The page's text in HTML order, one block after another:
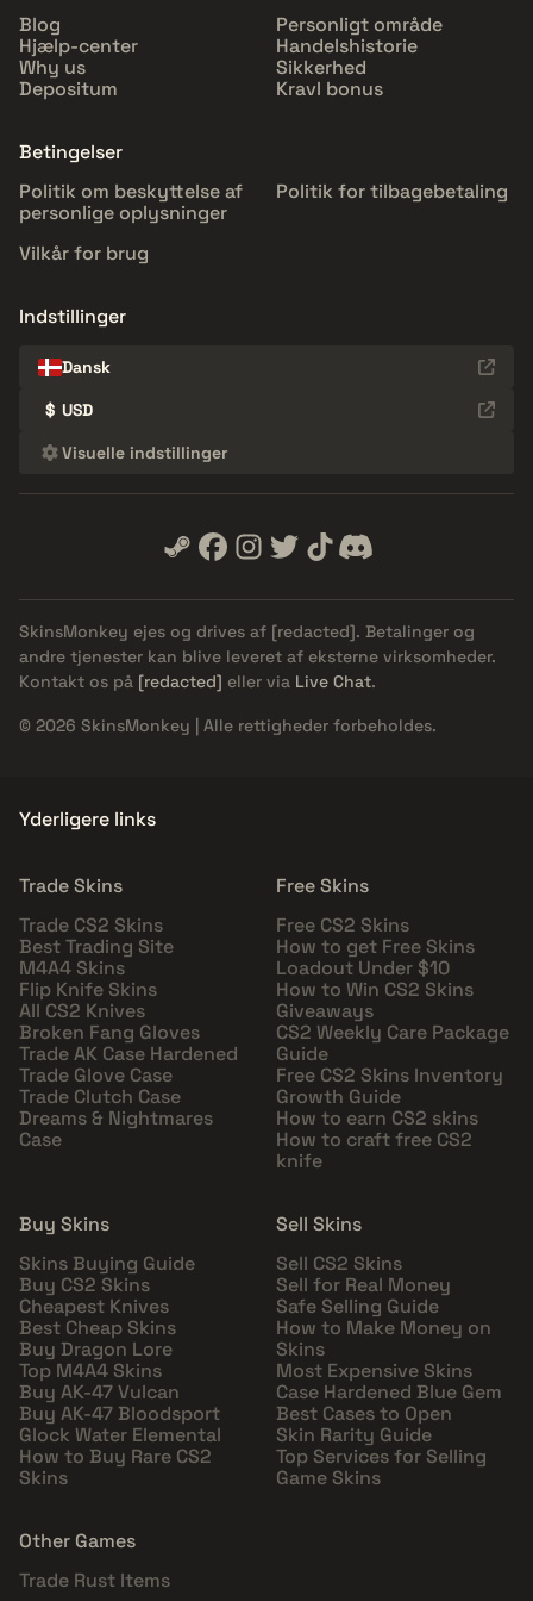
Blog
Hjælp-center
Why us
Depositum
Personligt område
Handelshistorie
Sikkerhed
Kravl bonus
Betingelser
Politik om beskyttelse af
personlige oplysninger
Politik for tilbagebetaling
Vilkår for brug
Indstillinger
Dansk
$ USD
Visuelle indstillinger
SkinsMonkey ejes og drives af [redacted]. Betalinger og
andre tjenester kan blive leveret af eksterne virksomheder.
Kontakt os på [redacted] eller via Live Chat.
© 2026 SkinsMonkey | Alle rettigheder forbeholdes.
Yderligere links
Trade Skins
Trade CS2 Skins
Best Trading Site
M4A4 Skins
Flip Knife Skins
All CS2 Knives
Broken Fang Gloves
Trade AK Case Hardened
Trade Glove Case
Trade Clutch Case
Dreams & Nightmares
Case
Free Skins
Free CS2 Skins
How to get Free Skins
Loadout Under $10
How to Win CS2 Skins
Giveaways
CS2 Weekly Care Package
Guide
Free CS2 Skins Inventory
Growth Guide
How to earn CS2 skins
How to craft free CS2
knife
Buy Skins
Skins Buying Guide
Buy CS2 Skins
Cheapest Knives
Best Cheap Skins
Buy Dragon Lore
Top M4A4 Skins
Buy AK-47 Vulcan
Buy AK-47 Bloodsport
Glock Water Elemental
How to Buy Rare CS2
Skins
Sell Skins
Sell CS2 Skins
Sell for Real Money
Safe Selling Guide
How to Make Money on
Skins
Most Expensive Skins
Case Hardened Blue Gem
Best Cases to Open
Skin Rarity Guide
Top Services for Selling
Game Skins
Other Games
Trade Rust Items